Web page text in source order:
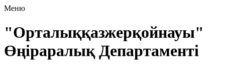
Меню
"Орталыққазжерқойнауы"
Өңіраралық Департаменті